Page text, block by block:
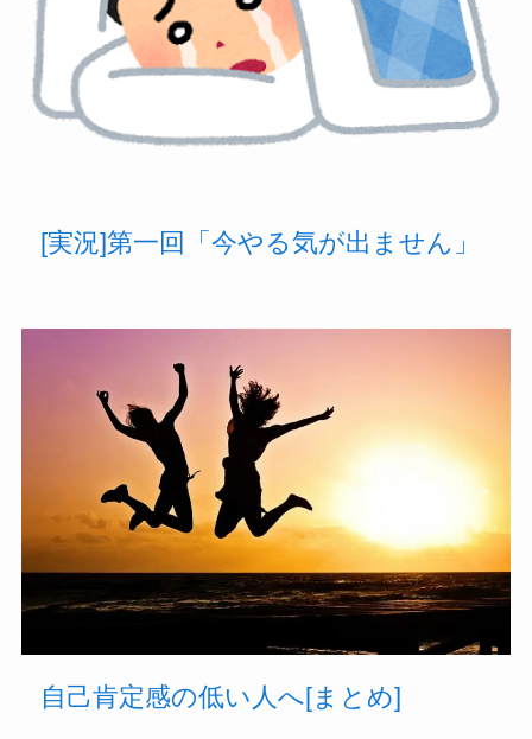
[実況]第一回「今やる気が出ません」
自己肯定感の低い人へ[まとめ]